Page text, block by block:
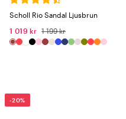
Scholl Rio Sandal Ljusbrun
1 019 kr 1 199 kr
-20%